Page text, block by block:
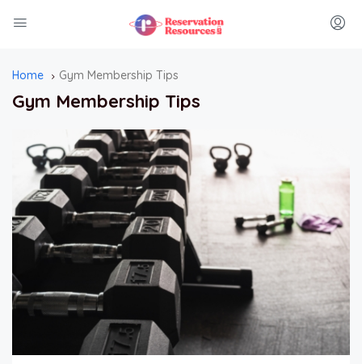
Home Gym Membership Tips
Gym Membership Tips